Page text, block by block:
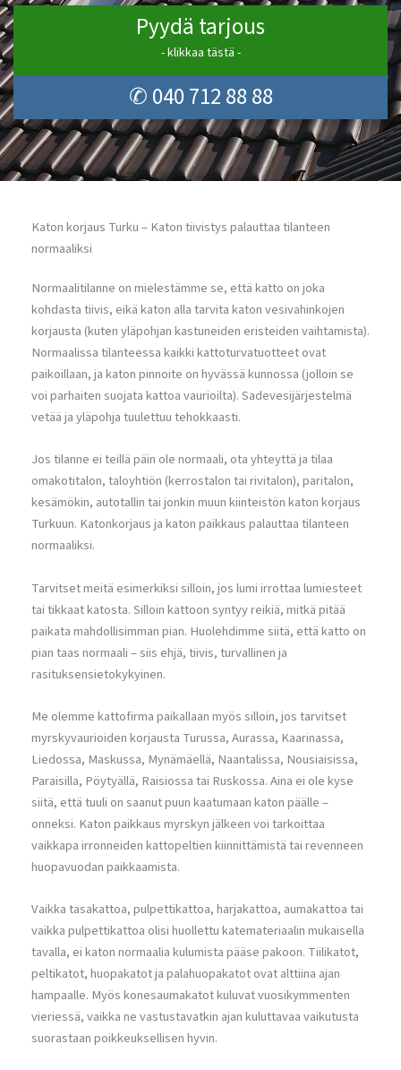
Pyydä tarjous
- klikkaa tästä -
✆ 040 712 88 88
Katon korjaus Turku – Katon tiivistys palauttaa tilanteen
normaaliksi
Normaalitilanne on mielestämme se, että katto on joka
kohdasta tiivis, eikä katon alla tarvita katon vesivahinkojen
korjausta (kuten yläpohjan kastuneiden eristeiden vaihtamista).
Normaalissa tilanteessa kaikki kattoturvatuotteet ovat
paikoillaan, ja katon pinnoite on hyvässä kunnossa (jolloin se
voi parhaiten suojata kattoa vaurioilta). Sadevesijärjestelmä
vetää ja yläpohja tuulettuu tehokkaasti.
Jos tilanne ei teillä päin ole normaali, ota yhteyttä ja tilaa
omakotitalon, taloyhtiön (kerrostalon tai rivitalon), paritalon,
kesämökin, autotallin tai jonkin muun kiinteistön katon korjaus
Turkuun. Katonkorjaus ja katon paikkaus palauttaa tilanteen
normaaliksi.
Tarvitset meitä esimerkiksi silloin, jos lumi irrottaa lumiesteet
tai tikkaat katosta. Silloin kattoon syntyy reikiä, mitkä pitää
paikata mahdollisimman pian. Huolehdimme siitä, että katto on
pian taas normaali – siis ehjä, tiivis, turvallinen ja
rasituksensietokykyinen.
Me olemme kattofirma paikallaan myös silloin, jos tarvitset
myrskyvaurioiden korjausta Turussa, Aurassa, Kaarinassa,
Liedossa, Maskussa, Mynämäellä, Naantalissa, Nousiaisissa,
Paraisilla, Pöytyällä, Raisiossa tai Ruskossa. Aina ei ole kyse
siitä, että tuuli on saanut puun kaatumaan katon päälle –
onneksi. Katon paikkaus myrskyn jälkeen voi tarkoittaa
vaikkapa irronneiden kattopeltien kiinnittämistä tai revenneen
huopavuodan paikkaamista.
Vaikka tasakattoa, pulpettikattoa, harjakattoa, aumakattoa tai
vaikka pulpettikattoa olisi huollettu katemateriaalin mukaisella
tavalla, ei katon normaalia kulumista pääse pakoon. Tiilikatot,
peltikatot, huopakatot ja palahuopakatot ovat alttiina ajan
hampaalle. Myös konesaumakatot kuluvat vuosikymmenten
vieriessä, vaikka ne vastustavatkin ajan kuluttavaa vaikutusta
suorastaan poikkeuksellisen hyvin.